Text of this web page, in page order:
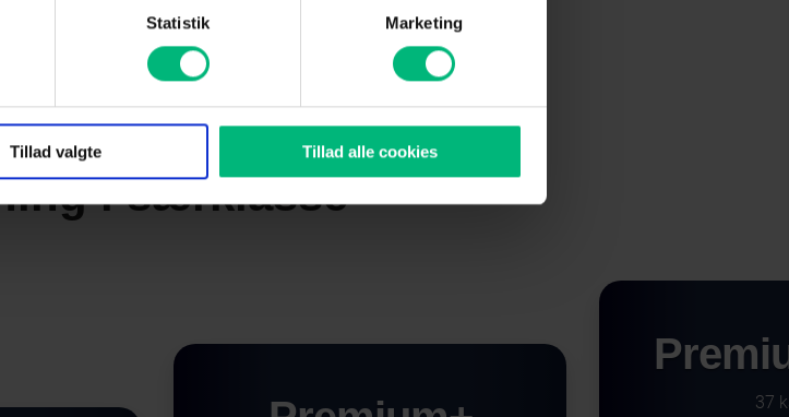
Statistik Marketing
Tillad valgte Tillad alle cookies
Altibox er du garanteret
i særklasse
37